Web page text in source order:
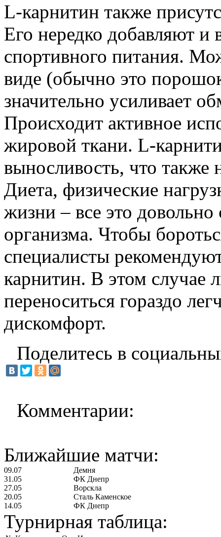
L-карнитин также
Его нередко добавляют и
спортивного питания.
виде (обычно это
значительно усиливает
Происходит активное
жировой ткани. L-
выносливость, что также
Диета, физические
жизни – все это довольно
организма. Чтобы
специалисты
карнитин. В этом случае
переноситься гораздо
дискомфорт.
Поделитесь в
Комментарии:
Ближайшие матчи:
09.07
Демня
31.05
ФК Днепр
27.05
Ворскла
20.05
Сталь Каменское
14.05
ФК Днепр
Турнирная таблица: